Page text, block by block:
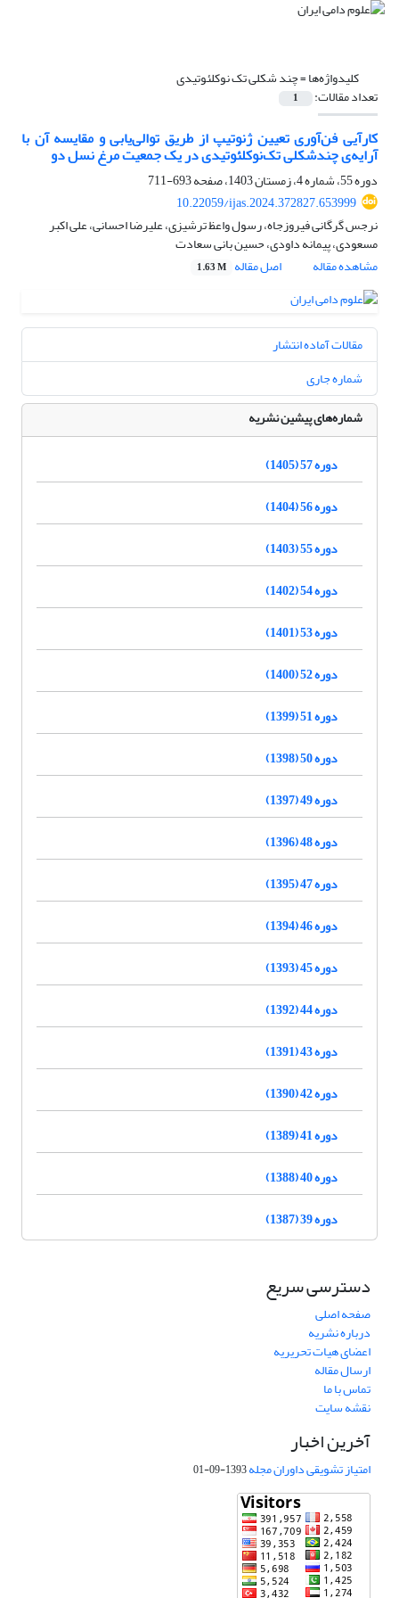
کلیدواژه‌ها =چند شکلی تک نوکلئوتیدی
تعداد مقالات: 1
کارآیی فن‌آوری تعیین ژنوتیپ از طریق توالی‌یابی و مقایسه آن با
آرایه‌ی چندشکلی تک‌نوکلئوتیدی در یک جمعیت مرغ نسل دو
دوره 55، شماره 4، زمستان 1403، صفحه
693-711
10.22059/ijas.2024.372827.653999
نرجس گرگانی فیروزجاه، رسول واعظ ترشیزی، علیرضا احسانی، علی اکبر
مسعودی، پیمانه داودی، حسین بانی سعادت
مشاهده مقاله
اصل مقاله 1.63 M
مقالات آماده انتشار
شماره جاری
شماره‌های پیشین نشریه
دوره 57 (1405)
دوره 56 (1404)
دوره 55 (1403)
دوره 54 (1402)
دوره 53 (1401)
دوره 52 (1400)
دوره 51 (1399)
دوره 50 (1398)
دوره 49 (1397)
دوره 48 (1396)
دوره 47 (1395)
دوره 46 (1394)
دوره 45 (1393)
دوره 44 (1392)
دوره 43 (1391)
دوره 42 (1390)
دوره 41 (1389)
دوره 40 (1388)
دوره 39 (1387)
دسترسی سریع
صفحه اصلی
درباره نشریه
اعضای هیات تحریریه
ارسال مقاله
تماس با ما
نقشه سایت
آخرین اخبار
امتیاز تشویقی داوران مجله1393-09-01